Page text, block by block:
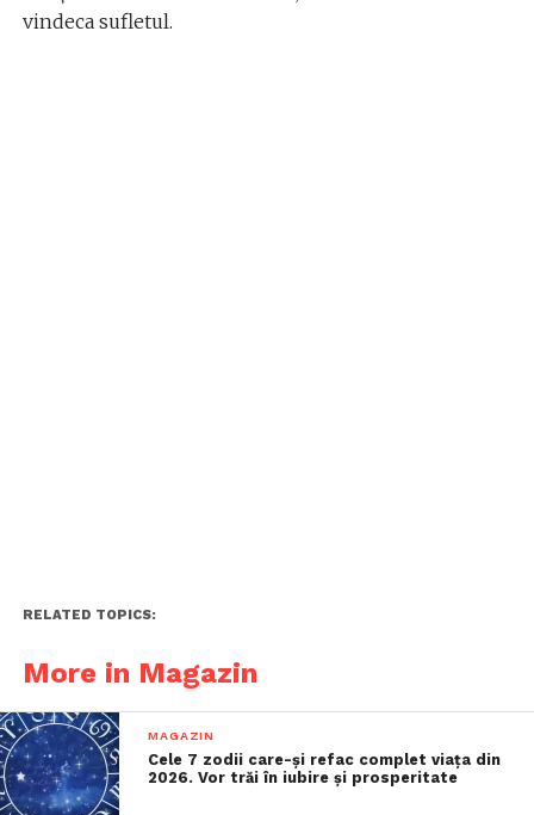
vindeca sufletul.
RELATED TOPICS:
More in Magazin
MAGAZIN
Cele 7 zodii care-și refac complet viața din
2026. Vor trăi în iubire și prosperitate